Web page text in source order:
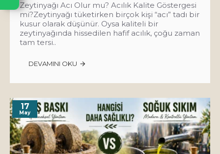
Zeytinyağı Acı Olur mu? Acılık Kalite Göstergesi
mi?Zeytinyağı tüketirken birçok kişi “acı” tadı bir
kusur olarak düşünür. Oysa kaliteli bir
zeytinyağında hissedilen hafif acılık, çoğu zaman
tam tersi..
DEVAMINI OKU
17
May